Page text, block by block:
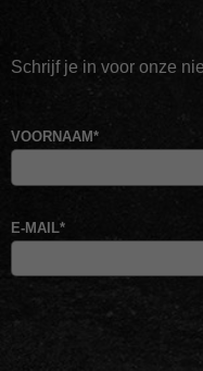
Schrijf je in voor onze
VOORNAAM*
E-MAIL*